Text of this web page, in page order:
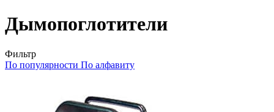
Дымопоглотители
Фильтр
По популярности По алфавиту